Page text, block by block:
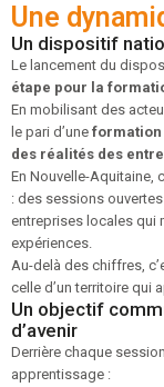
Une
Un dispositif
Le lancement du
étape pour la
En mobilisant des
le pari d’une formation
des réalités des
En Nouvelle-Aquitaine,
: des sessions
entreprises locales qui
expériences.
Au-delà des chiffres,
celle d’un territoire qui
Un objectif
d’avenir
Derrière chaque
apprentissage :